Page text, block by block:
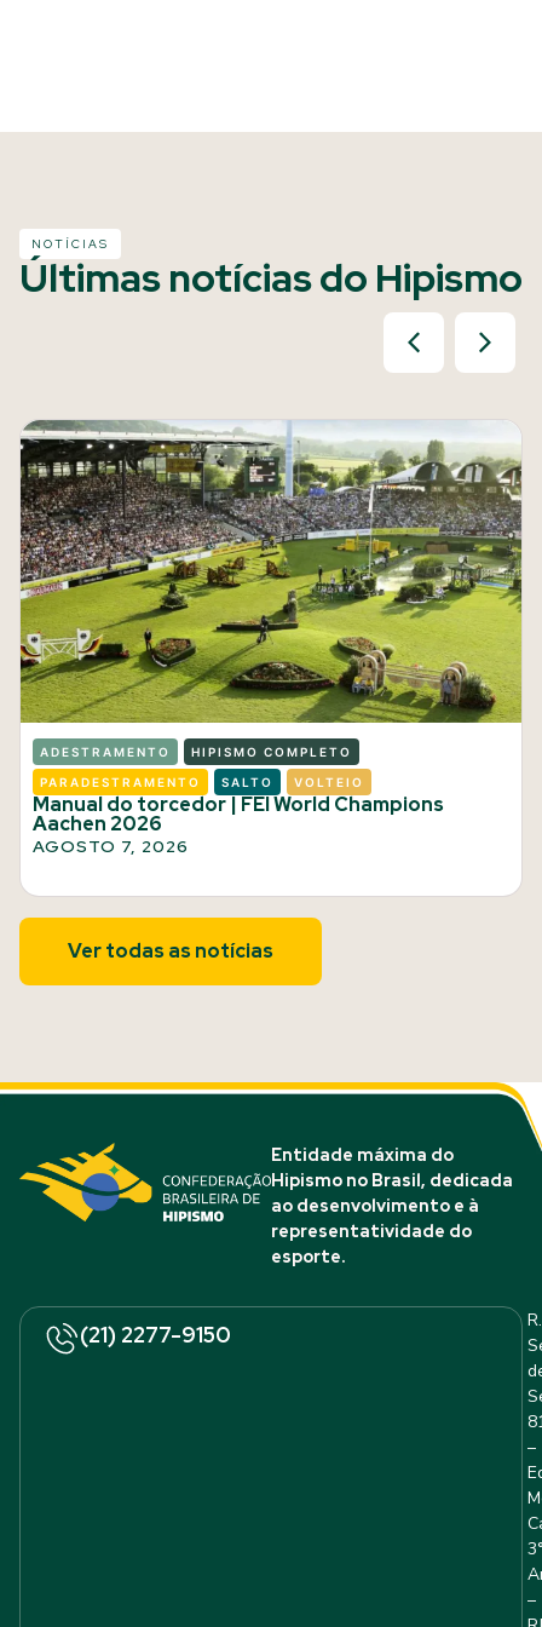
NOTÍCIAS
Últimas notícias do Hipismo
ADESTRAMENTO HIPISMO COMPLETO
PARADESTRAMENTO SALTO VOLTEIO
Manual do torcedor | FEI World Champions
Aachen 2026
AGOSTO 7, 2026
Ver todas as notícias
Entidade máxima do
Hipismo no Brasil, dedicada
ao desenvolvimento e à
representatividade do
esporte.
(21) 2277-9150
R.
–
–